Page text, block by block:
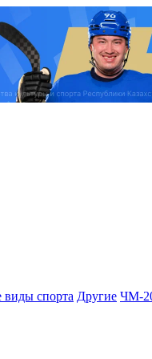
виды спорта Другие ЧМ-